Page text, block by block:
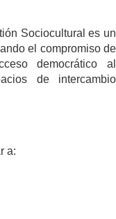
Sociocultural es un
el compromiso de
democrático al
de intercambio
a: